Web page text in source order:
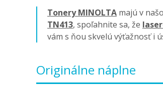
Tonery MINOLTA majú v
TN413, spoľahnite sa, že
vám s ňou skvelú výťažnosť i
Originálne náplne